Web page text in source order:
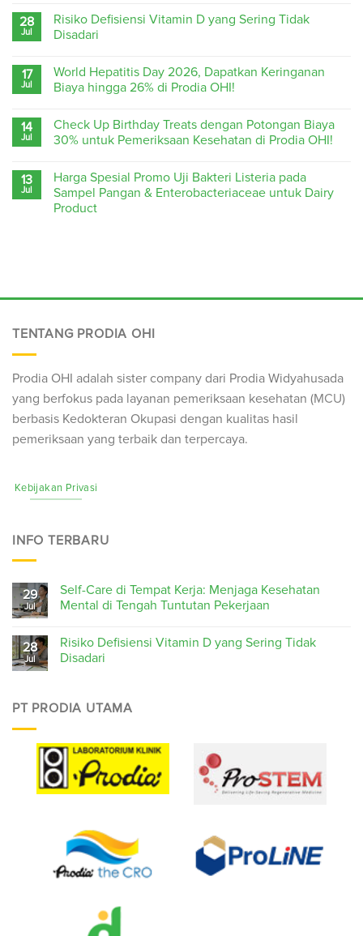
28
Jul
Risiko Defisiensi Vitamin D yang Sering Tidak
Disadari
17
Jul
World Hepatitis Day 2026, Dapatkan Keringanan
Biaya hingga 26% di Prodia OHI!
14
Jul
Check Up Birthday Treats dengan Potongan Biaya
30% untuk Pemeriksaan Kesehatan di Prodia OHI!
13
Jul
Harga Spesial Promo Uji Bakteri Listeria pada
Sampel Pangan & Enterobacteriaceae untuk Dairy
Product
TENTANG PRODIA OHI
Prodia OHI adalah sister company dari Prodia Widyahusada
yang berfokus pada layanan pemeriksaan kesehatan (MCU)
berbasis Kedokteran Okupasi dengan kualitas hasil
pemeriksaan yang terbaik dan terpercaya.
Kebijakan Privasi
INFO TERBARU
29
Jul
Self-Care di Tempat Kerja: Menjaga Kesehatan
Mental di Tengah Tuntutan Pekerjaan
28
Jul
Risiko Defisiensi Vitamin D yang Sering Tidak
Disadari
PT PRODIA UTAMA